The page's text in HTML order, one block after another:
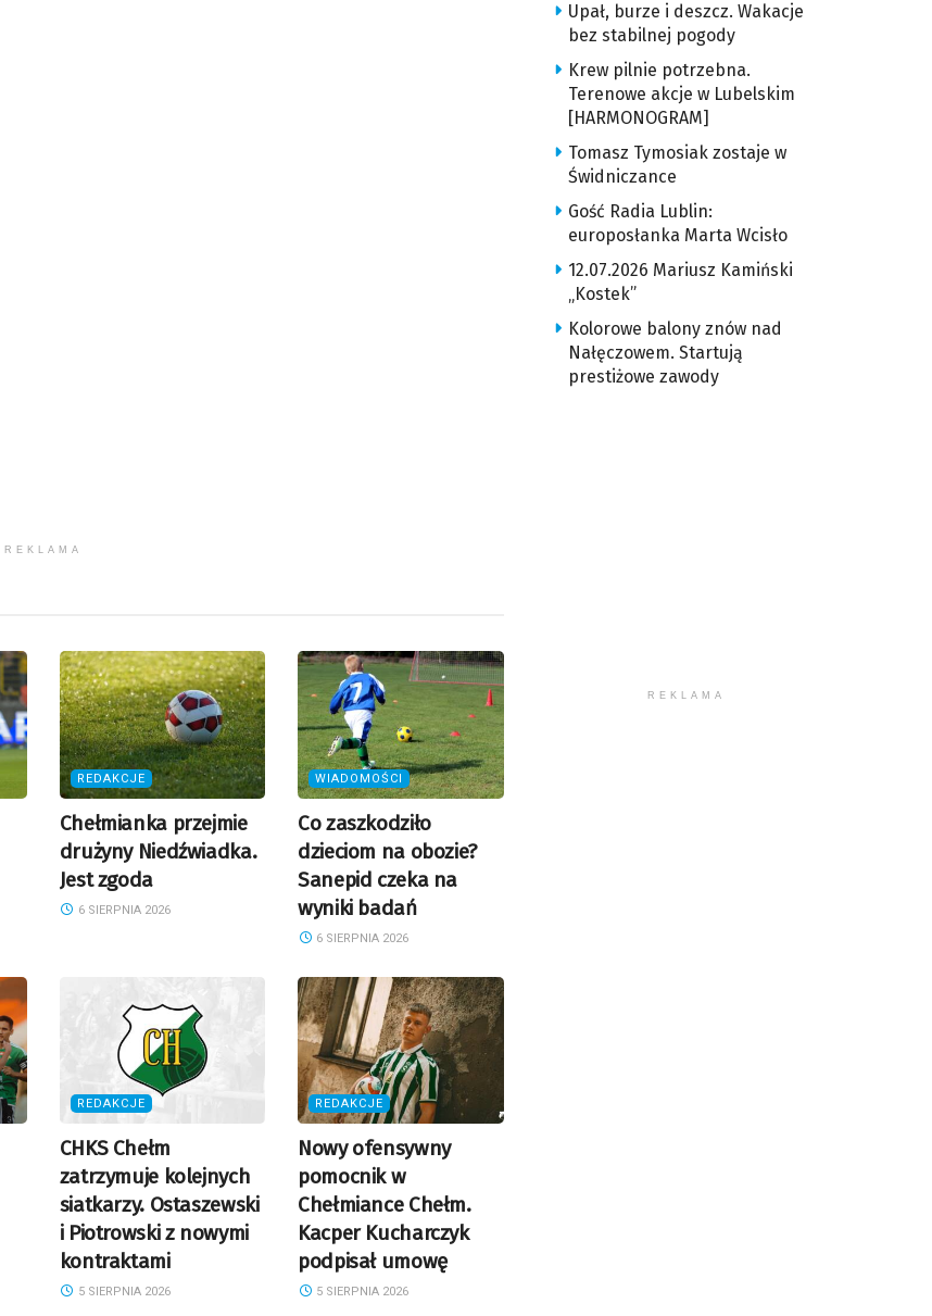
REKLAMA
REDAKCJE
Chełmianka przejmie
drużyny Niedźwiadka.
Jest zgoda
6 SIERPNIA 2026
WIADOMOŚCI
Co zaszkodziło
dzieciom na obozie?
Sanepid czeka na
wyniki badań
6 SIERPNIA 2026
REDAKCJE
CHKS Chełm
zatrzymuje kolejnych
siatkarzy. Ostaszewski
i Piotrowski z nowymi
kontraktami
5 SIERPNIA 2026
REDAKCJE
Nowy ofensywny
pomocnik w
Chełmiance Chełm.
Kacper Kucharczyk
podpisał umowę
5 SIERPNIA 2026
Upał, burze i deszcz. Wakacje
bez stabilnej pogody
Krew pilnie potrzebna.
Terenowe akcje w Lubelskim
[HARMONOGRAM]
Tomasz Tymosiak zostaje w
Świdniczance
Gość Radia Lublin:
europosłanka Marta Wcisło
12.07.2026 Mariusz Kamiński
„Kostek”
Kolorowe balony znów nad
Nałęczowem. Startują
prestiżowe zawody
REKLAMA